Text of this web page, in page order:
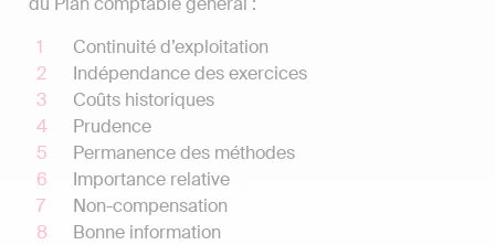
Continuité d’exploitation
Indépendance des exercices
Coûts historiques
Prudence
Permanence des méthodes
Importance relative
Non-compensation
Bonne information